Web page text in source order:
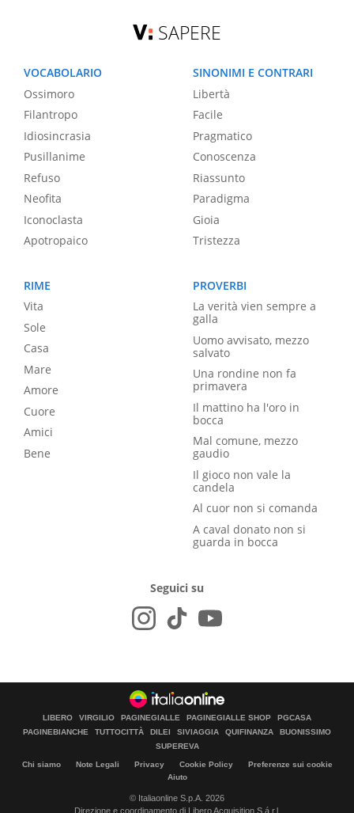
SAPERE
VOCABOLARIO
Ossimoro
Filantropo
Idiosincrasia
Pusillanime
Refuso
Neofita
Iconoclasta
Apotropaico
SINONIMI E CONTRARI
Libertà
Facile
Pragmatico
Conoscenza
Riassunto
Paradigma
Gioia
Tristezza
RIME
Vita
Sole
Casa
Mare
Amore
Cuore
Amici
Bene
PROVERBI
La verità vien sempre a
galla
Uomo avvisato, mezzo
salvato
Una rondine non fa
primavera
Il mattino ha l'oro in
bocca
Mal comune, mezzo
gaudio
Il gioco non vale la
candela
Al cuor non si comanda
A caval donato non si
guarda in bocca
Seguici su
LIBERO VIRGILIO PAGINEGIALLE PAGINEGIALLE SHOP
PGCASA
PAGINEBIANCHE
TUTTOCITTÀ DILEI SIVIAGGIA QUIFINANZA
BUONISSIMO
SUPEREVA
Chi siamo Note Legali Privacy Cookie Policy
Preferenze sui cookie
Aiuto
© Italiaonline S.p.A. 2026
Direzione e coordinamento di Libero Acquisition S.á r.l.